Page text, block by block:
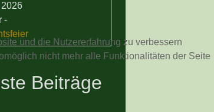
-
Beiträge
und die Nutzererfahrung zu verbessern
nicht mehr alle Funktionalitäten der Seite